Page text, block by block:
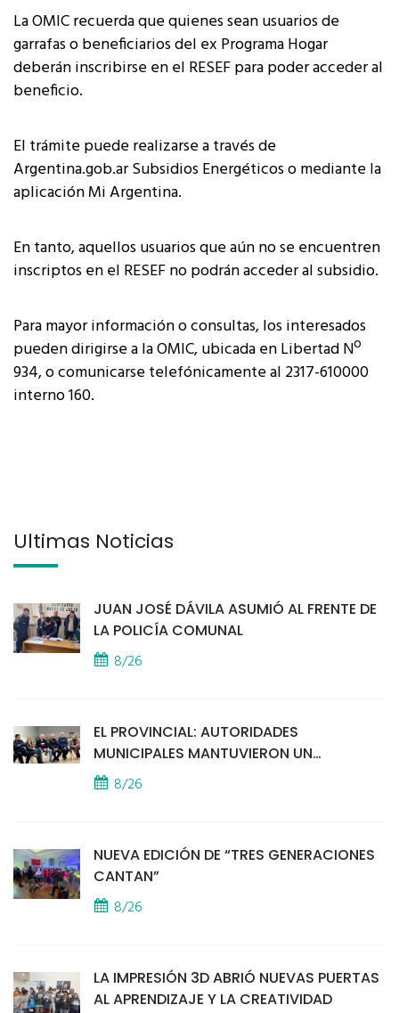
La OMIC recuerda que quienes sean usuarios de
garrafas o beneficiarios del ex Programa Hogar
deberán inscribirse en el RESEF para poder acceder al
beneficio.
El trámite puede realizarse a través de
Argentina.gob.ar Subsidios Energéticos o mediante la
aplicación Mi Argentina.
En tanto, aquellos usuarios que aún no se encuentren
inscriptos en el RESEF no podrán acceder al subsidio.
Para mayor información o consultas, los interesados
pueden dirigirse a la OMIC, ubicada en Libertad Nº
934, o comunicarse telefónicamente al 2317-610000
interno 160.
Últimas Noticias
JUAN JOSÉ DÁVILA ASUMIÓ AL FRENTE DE
LA POLICÍA COMUNAL
8/26
EL PROVINCIAL: AUTORIDADES
MUNICIPALES MANTUVIERON UN
ENCUENTRO CON VECINOS POR LA
SEGURIDAD
8/26
NUEVA EDICIÓN DE “TRES GENERACIONES
CANTAN”
8/26
LA IMPRESIÓN 3D ABRIÓ NUEVAS PUERTAS
AL APRENDIZAJE Y LA CREATIVIDAD